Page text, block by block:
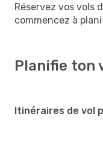
Réservez vos vols
commencez à
Planifie ton
Itinéraires de vol